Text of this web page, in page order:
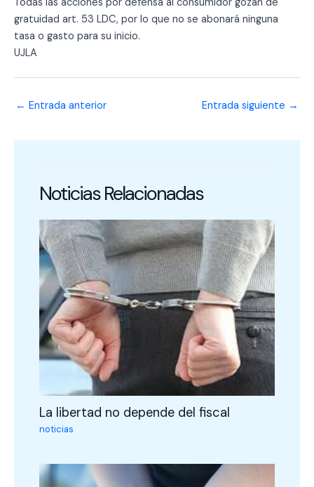
gratuidad art. 53 LDC, por lo que no se abonará ninguna
tasa o gasto para su inicio.
UJLA
← Entrada anterior Entrada siguiente →
Noticias Relacionadas
La libertad no depende del fiscal
noticias